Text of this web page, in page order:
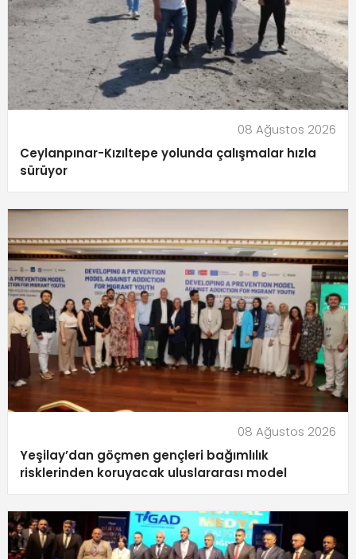
08 Ağustos 2026
Ceylanpınar-Kızıltepe yolunda çalışmalar hızla
sürüyor
08 Ağustos 2026
Yeşilay’dan göçmen gençleri bağımlılık
risklerinden koruyacak uluslararası model